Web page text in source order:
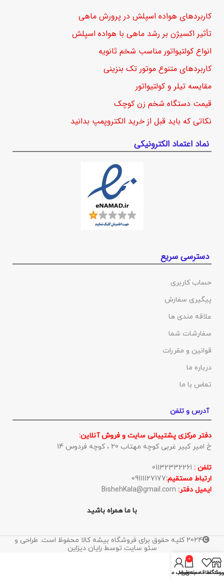
کاربردهای هواده اسپلش در پرورش ماهی
تأثیر اکسیژن بر رشد ماهی با هواده اسپلش
انواع کولتیواتور مناسب شخم ثانویه
کاربردهای متنوع موتور تک بنزینی
مقایسه تیلر و کولتیواتور
قیمت دستگاه شخم زن کوچک
نکاتی که باید قبل از خرید الکتروپمپ بدانید
نماد اعتماد الکترونیکی
دسترسی سریع
حساب کاربری
پیگیری سفارش
علاقه مندی ها
سفارشات شما
قوانین و مقررات
درباره ما
تماس با ما
آدرس و تلفن
دفتر مرکزی پشتیبانی سایت و فروش آنلاین:
خ امیر کبیر غربی کوچه مهتاب 20 ، کوچه فردوس 14
تلفن :
ارتباط مستقیم:09111127177
ایمیل دفتر:
با ما همراه باشید
2024 کلیه حقوق برای فروشگاه بیشه کالا محفوظ است. طراحی و
سئو سایت توسط رایان دیزاین
علاقه مندی ها
0
سبد خرید
حساب من